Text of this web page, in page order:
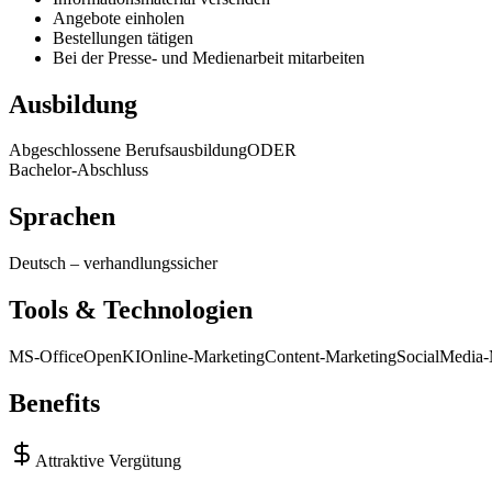
Angebote einholen
Bestellungen tätigen
Bei der Presse- und Medienarbeit mitarbeiten
Ausbildung
Abgeschlossene BerufsausbildungODER
Bachelor-Abschluss
Sprachen
Deutsch – verhandlungssicher
Tools & Technologien
MS-OfficeOpenKIOnline-MarketingContent-Marketing
Benefits
Attraktive Vergütung